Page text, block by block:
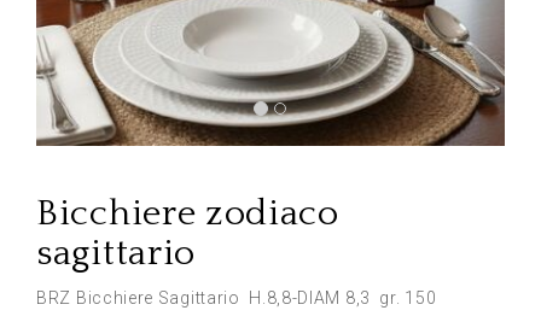
Bicchiere zodiaco
sagittario
BRZ Bicchiere Sagittario H.8,8-DIAM 8,3 gr. 150